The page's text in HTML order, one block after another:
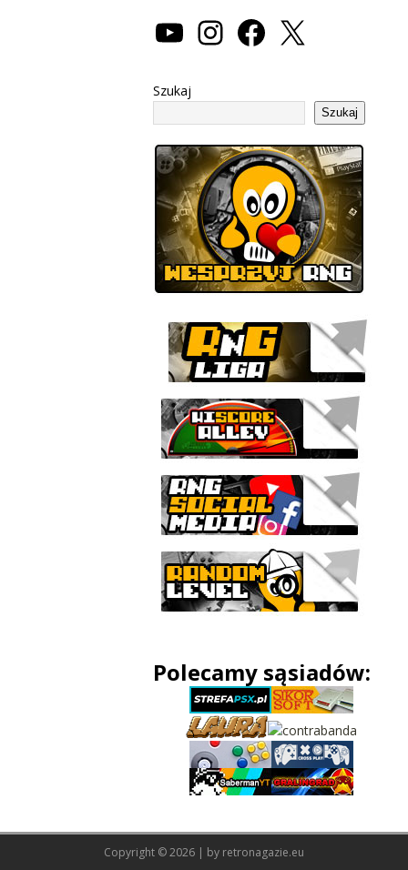
Szukaj
Szukaj
Polecamy sąsiadów:
Copyright © 2026 | by retronagazie.eu